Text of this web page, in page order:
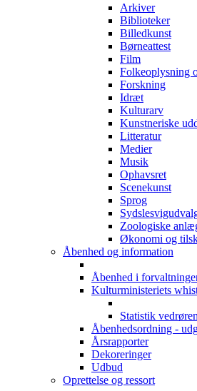
Arkiver
Biblioteker
Billedkunst
Børneattest
Film
Folkeoplysning
Forskning
Idræt
Kulturarv
Kunstneriske
Litteratur
Medier
Musik
Ophavsret
Scenekunst
Sprog
Zoologiske
Økonomi og
Åbenhed og information
Åbenhed i
Kulturministeriets
Statistik
Åbenhedsordning -
Årsrapporter
Dekoreringer
Udbud
Oprettelse og ressort